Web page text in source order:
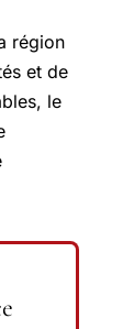
région
et de
le